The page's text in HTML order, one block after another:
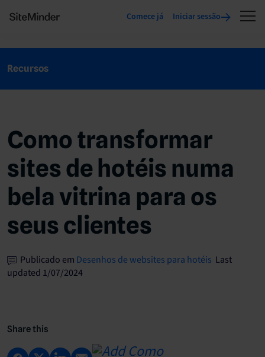
Comece já Iniciar sessão
Recursos
Como transformar
sites de hotéis numa
bela vitrina para os
seus clientes
Publicado em Desenhos de websites para hotéis Last
updated 1/07/2024
Share this